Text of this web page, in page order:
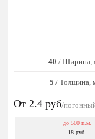
40 / Ширина,
5 / Толщина,
От 2.4 руб/
до 500 п.м.
18 руб.